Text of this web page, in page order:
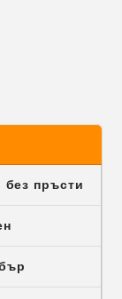
без пръсти